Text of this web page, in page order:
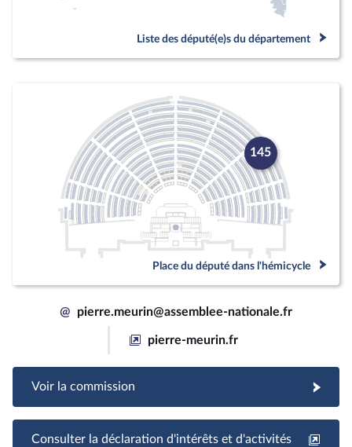
Liste des député(e)s du département
145
Place du député dans l'hémicycle
@ pierre.meurin@assemblee-nationale.fr
pierre-meurin.fr
Voir la commission
Consulter la déclaration d'intérêts et d'activités